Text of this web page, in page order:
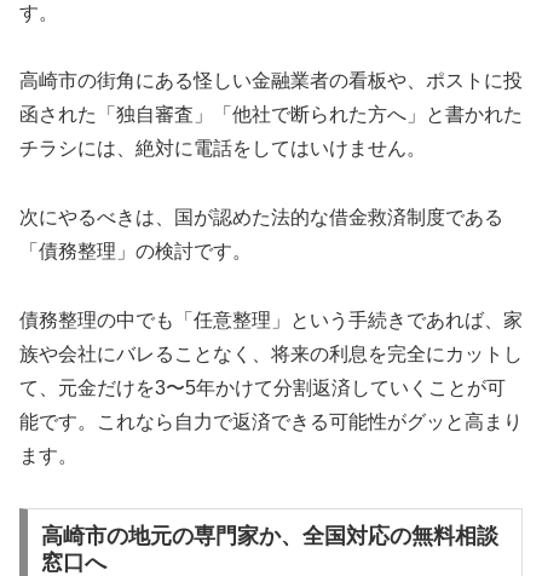
す。
高崎市の街角にある怪しい金融業者の看板や、ポストに投
函された「独自審査」「他社で断られた方へ」と書かれた
チラシには、絶対に電話をしてはいけません。
次にやるべきは、国が認めた法的な借金救済制度である
「債務整理」の検討です。
債務整理の中でも「任意整理」という手続きであれば、家
族や会社にバレることなく、将来の利息を完全にカットし
て、元金だけを3〜5年かけて分割返済していくことが可
能です。これなら自力で返済できる可能性がグッと高まり
ます。
高崎市の地元の専門家か、全国対応の無料相談
窓口へ